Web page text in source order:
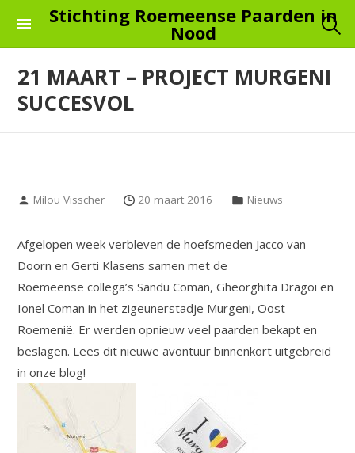
the
content
Stichting Roemeense Paarden in
Nood
21 MAART – PROJECT MURGENI
SUCCESVOL
Milou Visscher 20 maart 2016 Nieuws
Afgelopen week verbleven de hoefsmeden Jacco van
Doorn en Gerti Klasens samen met de
Roemeense collega’s Sandu Coman, Gheorghita Dragoi en
Ionel Coman in het zigeunerstadje Murgeni, Oost-
Roemenië. Er werden opnieuw veel paarden bekapt en
beslagen. Lees dit nieuwe avontuur binnenkort uitgebreid
in onze blog!